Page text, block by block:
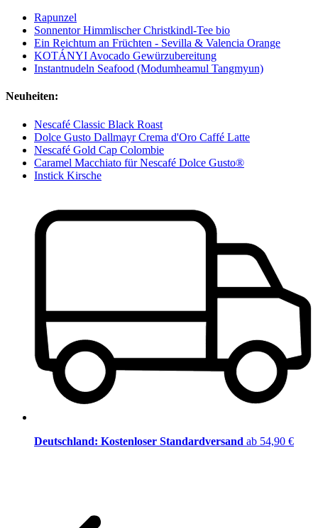
Rapunzel
Sonnentor Himmlischer Christkindl-Tee bio
Ein Reichtum an Früchten - Sevilla & Valencia Orange
KOTÁNYI Avocado Gewürzubereitung
Instantnudeln Seafood (Modumheamul Tangmyun)
Neuheiten:
Nescafé Classic Black Roast
Dolce Gusto Dallmayr Crema d'Oro Caffé Latte
Nescafé Gold Cap Colombie
Caramel Macchiato für Nescafé Dolce Gusto®
Instick Kirsche
Deutschland: Kostenloser Standardversand ab 54,90 €